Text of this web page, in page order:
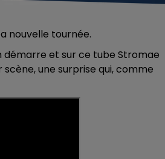
nouvelle tournée.
démarre et sur ce tube Stromae
une surprise qui, comme